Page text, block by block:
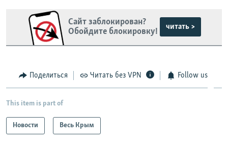
Сайт заблокирован?
Обойдите блокировку!
читать >
Поделиться Читать без VPN Follow us
This item is part of
Новости Весь Крым